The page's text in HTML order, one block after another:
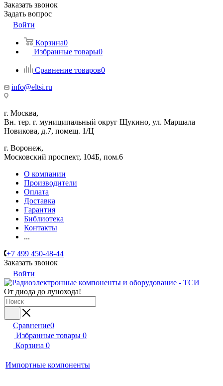
Заказать звонок
Задать вопрос
Войти
Корзина0
Избранные товары0
Сравнение товаров0
info@eltsi.ru
г. Москва,
Вн. тер. г. муниципальный округ Щукино, ул. Маршала
Новикова, д.7, помещ. 1/Ц
г. Воронеж,
​Московский проспект, 104Б, пом.6
О компании
Производители
Оплата
Доставка
Гарантия
Библиотека
Контакты
...
+7 499 450-48-44
Заказать звонок
Войти
От диода до лунохода!
Сравнение0
Избранные товары 0
Корзина 0
Импортные компоненты